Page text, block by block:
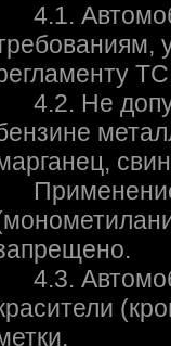
4.1.
4.2. Не
Применение
4.3.